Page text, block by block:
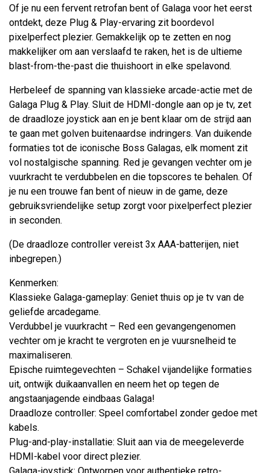
Of je nu een fervent retrofan bent of Galaga voor het eerst
ontdekt, deze Plug & Play-ervaring zit boordevol
pixelperfect plezier. Gemakkelijk op te zetten en nog
makkelijker om aan verslaafd te raken, het is de ultieme
blast-from-the-past die thuishoort in elke spelavond.
Herbeleef de spanning van klassieke arcade-actie met de
Galaga Plug & Play. Sluit de HDMI-dongle aan op je tv, zet
de draadloze joystick aan en je bent klaar om de strijd aan
te gaan met golven buitenaardse indringers. Van duikende
formaties tot de iconische Boss Galagas, elk moment zit
vol nostalgische spanning. Red je gevangen vechter om je
vuurkracht te verdubbelen en die topscores te behalen. Of
je nu een trouwe fan bent of nieuw in de game, deze
gebruiksvriendelijke setup zorgt voor pixelperfect plezier
in seconden.
(De draadloze controller vereist 3x AAA-batterijen, niet
inbegrepen.)
Kenmerken:
Klassieke Galaga-gameplay: Geniet thuis op je tv van de
geliefde arcadegame.
Verdubbel je vuurkracht – Red een gevangengenomen
vechter om je kracht te vergroten en je vuursnelheid te
maximaliseren.
Epische ruimtegevechten – Schakel vijandelijke formaties
uit, ontwijk duikaanvallen en neem het op tegen de
angstaanjagende eindbaas Galaga!
Draadloze controller: Speel comfortabel zonder gedoe met
kabels.
Plug-and-play-installatie: Sluit aan via de meegeleverde
HDMI-kabel voor direct plezier.